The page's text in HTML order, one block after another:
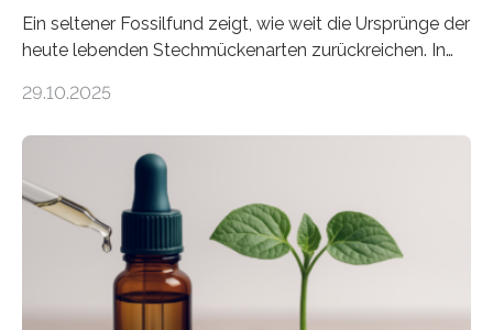
Ein seltener Fossilfund zeigt, wie weit die Ursprünge der
heute lebenden Stechmückenarten zurückreichen. In
Forschende die bisher älteste bekannte Stechmücken-
Region Kachin in Myanmar und hat sich in
ausgezeichnetem Zustand erhalten. Es konnte als neue
Art einer neuen Gattung beschrieben werden und trägt
nun den Namen Cretosabethes primaevus. Dieser erste
fossile Nachweis einer Stechmückenlarve in Bernstein
stellt gleichzeitig den ersten Fossilfund einer
Mückenlarve aus dem Mesozoikum dar, denn…
29.10.2025